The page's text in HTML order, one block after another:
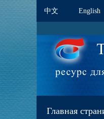
中文 English
Главная